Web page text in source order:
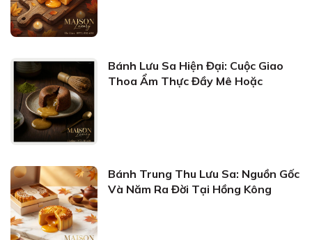
Bánh Lưu Sa Hiện Đại: Cuộc Giao
Thoa Ẩm Thực Đầy Mê Hoặc
Bánh Trung Thu Lưu Sa: Nguồn Gốc
Và Năm Ra Đời Tại Hồng Kông